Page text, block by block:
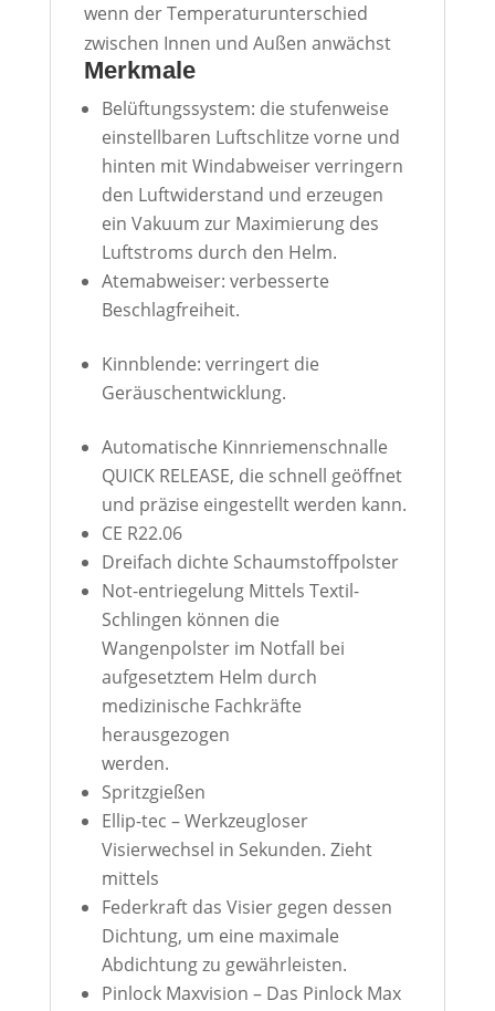
wenn der Temperaturunterschied
zwischen Innen und Außen anwächst
Merkmale
Belüftungssystem: die stufenweise
einstellbaren Luftschlitze vorne und
hinten mit Windabweiser verringern
den Luftwiderstand und erzeugen
ein Vakuum zur Maximierung des
Luftstroms durch den Helm.
Atemabweiser: verbesserte
Beschlagfreiheit.
Kinnblende: verringert die
Geräuschentwicklung.
Automatische Kinnriemenschnalle
QUICK RELEASE, die schnell geöffnet
und präzise eingestellt werden kann.
CE R22.06
Dreifach dichte Schaumstoffpolster
Not-entriegelung Mittels Textil-
Schlingen können die
Wangenpolster im Notfall bei
aufgesetztem Helm durch
medizinische Fachkräfte
herausgezogen
werden.
Spritzgießen
Ellip-tec –Werkzeugloser
Visierwechsel in Sekunden. Zieht
mittels
Federkraft das Visier gegen dessen
Dichtung, um eine maximale
Abdichtung zu gewährleisten.
Pinlock Maxvision – Das Pinlock Max